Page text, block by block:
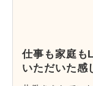
仕事も家庭も
いただいた感